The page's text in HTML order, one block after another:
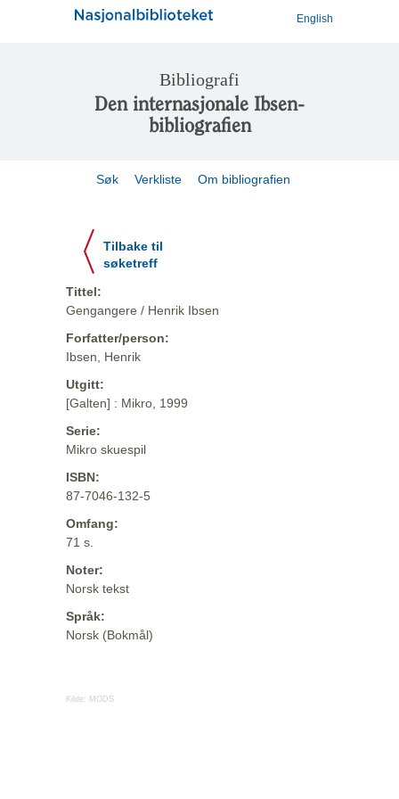
English
Bibliografi
Den internasjonale Ibsen-
bibliografien
Søk Verkliste Om bibliografien
Tilbake til
søketreff
Tittel:
Gengangere / Henrik Ibsen
Forfatter/person:
Ibsen, Henrik
Utgitt:
[Galten] : Mikro, 1999
Serie:
Mikro skuespil
ISBN:
87-7046-132-5
Omfang:
71 s.
Noter:
Norsk tekst
Språk:
Norsk (Bokmål)
Kilde: MODS